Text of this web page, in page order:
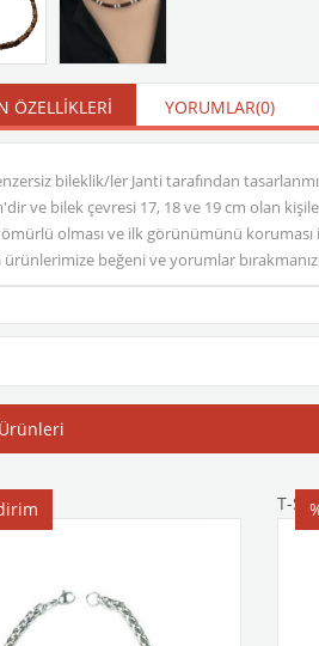
ÖZELLIKLERI YORUMLAR(0)
bileklik/ler Janti tarafından
ve bilek çevresi 17, 18 ve 19 cm olan
olması ve ilk görünümünü
ürünlerimize beğeni ve yorumlar
T-